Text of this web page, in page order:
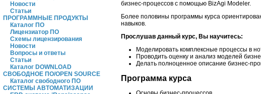
Новости
Статьи
ПРОГРАММНЫЕ ПРОДУКТЫ
Каталог ПО
Лицензиатор ПО
Схемы лицензирования
Новости
Вопросы и ответы
Статьи
Каталог DOWNLOAD
СВОБОДНОЕ ПО/OPEN SOURCE
Каталог свободного ПО
СИСТЕМЫ АВТОМАТИЗАЦИИ
бизнес-процессов с помощью BizAgi Modeler.
Более половины программы курса
навыков.
Прослушав данный курс, Вы научитесь:
Моделировать комплексные процессы в
Проводить оценку и анализ моделей
Делать полноценное описание бизнес-
Программа курса